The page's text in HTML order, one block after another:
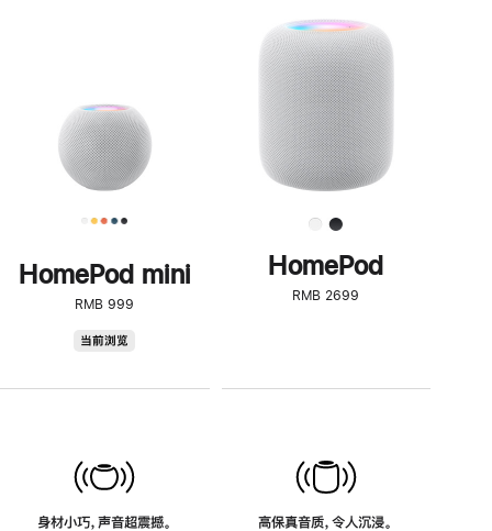
HomePod mini
RMB 999
当前浏览
身材小巧，声音超震撼。
步
了
解
HomePod<
HomePod
RMB 2699
高保真音质，令人沉浸。